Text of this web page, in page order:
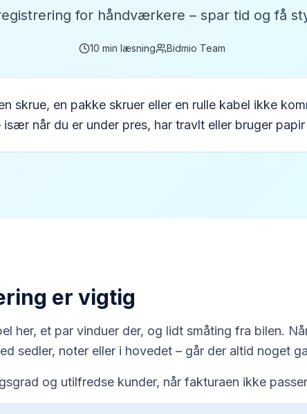
for håndværkere – spar tid og få
10 min læsning Bidmio Team
skrue, en pakke skruer eller en rulle kabel ikke
når du er under pres, har travlt eller bruger
er vigtig
her, et par vinduer der, og lidt småting fra bilen.
sedler, noter eller i hovedet – går der altid noget
og utilfredse kunder, når fakturaen ikke